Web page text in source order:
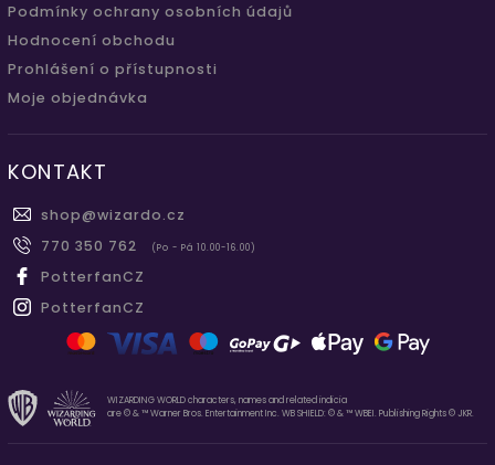
Podmínky ochrany osobních údajů
Hodnocení obchodu
Prohlášení o přístupnosti
Moje objednávka
KONTAKT
shop@wizardo.cz
770 350 762
(Po - Pá 10.00-16.00)
PotterfanCZ
PotterfanCZ
WIZARDING WORLD characters, names and related indicia
are © & ™ Warner Bros. Entertainment Inc. WB SHIELD: © & ™ WBEI. Publishing Rights © JKR.